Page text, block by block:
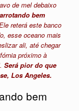
de mel debaixo
bem
reterá este banco
esse oceano mais
ali, até chegar
próximo à
Será pior do que
Los Angeles.
bem